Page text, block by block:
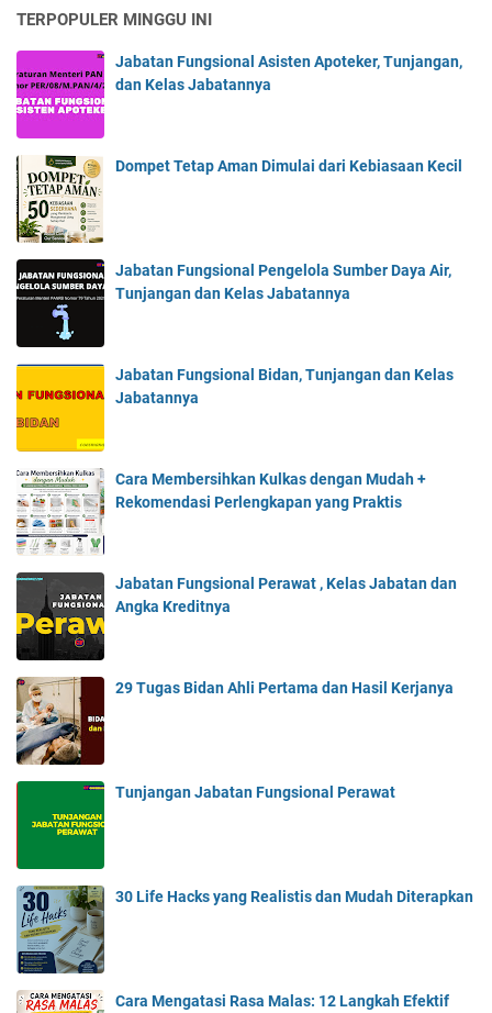
TERPOPULER MINGGU INI
Jabatan Fungsional Asisten Apoteker, Tunjangan,
dan Kelas Jabatannya
Dompet Tetap Aman Dimulai dari Kebiasaan Kecil
Jabatan Fungsional Pengelola Sumber Daya Air,
Tunjangan dan Kelas Jabatannya
Jabatan Fungsional Bidan, Tunjangan dan Kelas
Jabatannya
Cara Membersihkan Kulkas dengan Mudah +
Rekomendasi Perlengkapan yang Praktis
Jabatan Fungsional Perawat , Kelas Jabatan dan
Angka Kreditnya
29 Tugas Bidan Ahli Pertama dan Hasil Kerjanya
Tunjangan Jabatan Fungsional Perawat
30 Life Hacks yang Realistis dan Mudah Diterapkan
Cara Mengatasi Rasa Malas: 12 Langkah Efektif